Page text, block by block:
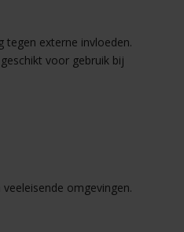
externe invloeden.
voor gebruik bij
omgevingen.